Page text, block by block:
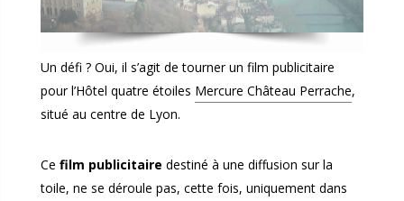
Un défi ? Oui, il s’agit de tourner un film publicitaire
pour l’Hôtel quatre étoiles Mercure Château Perrache,
situé au centre de Lyon.
Ce film publicitaire destiné à une diffusion sur la
toile, ne se déroule pas, cette fois, uniquement dans